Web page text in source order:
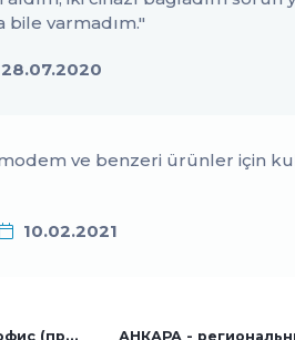
bile varmadım."
28.07.2020
ve benzeri ürünler için
10.02.2021
ИЗМИР - региональный офис (продажи с завода и за рубеж) АНКАРА -